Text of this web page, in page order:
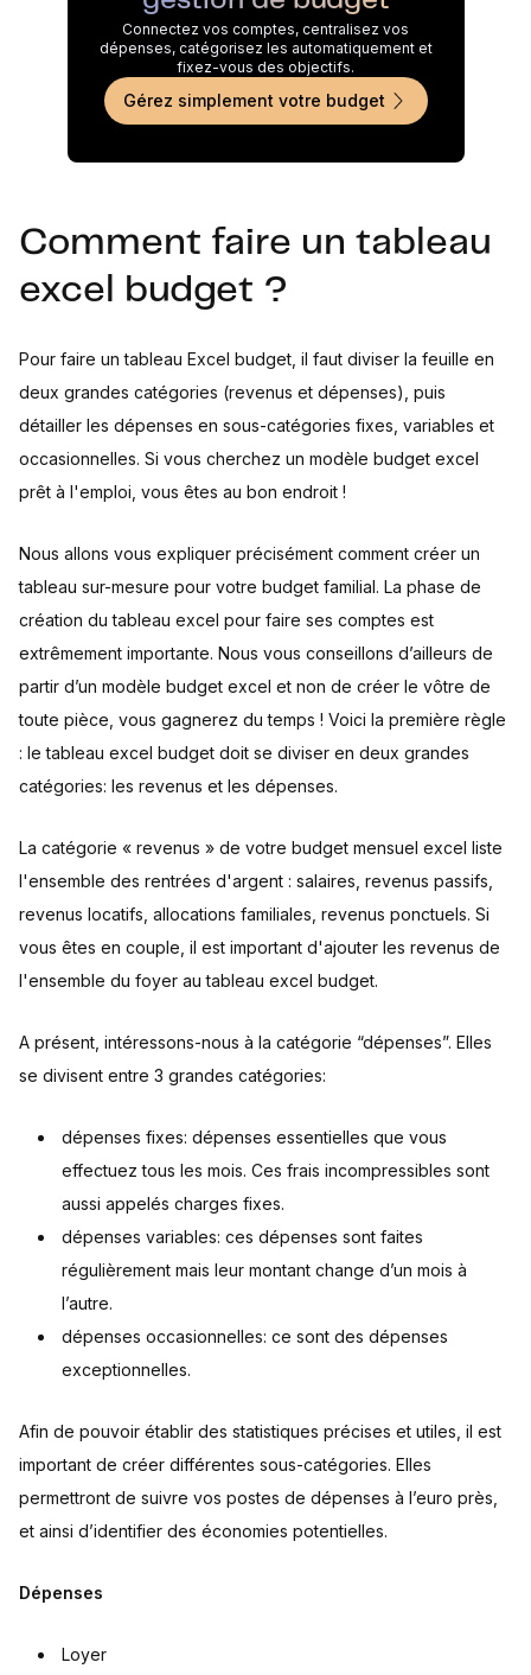
Connectez vos comptes, centralisez vos
dépenses, catégorisez les automatiquement et
fixez-vous des objectifs.
Gérez simplement votre budget
Comment faire un tableau
excel budget ?
Pour faire un tableau Excel budget, il faut diviser la feuille en
deux grandes catégories (revenus et dépenses), puis
détailler les dépenses en sous-catégories fixes, variables et
occasionnelles. Si vous cherchez un modèle budget excel
prêt à l'emploi, vous êtes au bon endroit !
Nous allons vous expliquer précisément comment créer un
tableau sur-mesure pour votre budget familial. La phase de
création du tableau excel pour faire ses comptes est
extrêmement importante. Nous vous conseillons d’ailleurs de
partir d’un modèle budget excel et non de créer le vôtre de
toute pièce, vous gagnerez du temps ! Voici la première règle
: le tableau excel budget doit se diviser en deux grandes
catégories: les revenus et les dépenses.
La catégorie « revenus » de votre budget mensuel excel liste
l'ensemble des rentrées d'argent : salaires, revenus passifs,
revenus locatifs, allocations familiales, revenus ponctuels. Si
vous êtes en couple, il est important d'ajouter les revenus de
l'ensemble du foyer au tableau excel budget.
A présent, intéressons-nous à la catégorie “dépenses”. Elles
se divisent entre 3 grandes catégories:
dépenses fixes: dépenses essentielles que vous
effectuez tous les mois. Ces frais incompressibles sont
aussi appelés charges fixes.
dépenses variables: ces dépenses sont faites
régulièrement mais leur montant change d’un mois à
l’autre.
dépenses occasionnelles: ce sont des dépenses
exceptionnelles.
Afin de pouvoir établir des statistiques précises et utiles, il est
important de créer différentes sous-catégories. Elles
permettront de suivre vos postes de dépenses à l’euro près,
et ainsi d’identifier des économies potentielles.
Dépenses
Loyer